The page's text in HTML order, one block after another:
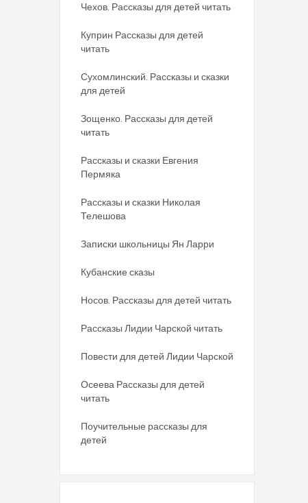
Чехов. Рассказы для детей читать
Куприн Рассказы для детей
читать
Сухомлинский. Рассказы и сказки
для детей
Зощенко. Рассказы для детей
читать
Рассказы и сказки Евгения
Пермяка
Рассказы и сказки Николая
Телешова
Записки школьницы Ян Ларри
Кубанские сказы
Носов. Рассказы для детей читать
Рассказы Лидии Чарской читать
Повести для детей Лидии Чарской
Осеева Рассказы для детей
читать
Поучительные рассказы для
детей